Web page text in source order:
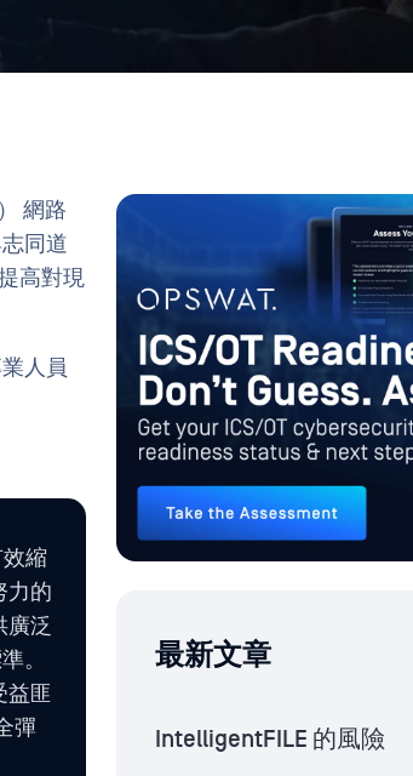
網路
同道
高對現
人員
縮
力的
廣泛
。
益匪
彈
最新文章
IntelligentFILE 的風險